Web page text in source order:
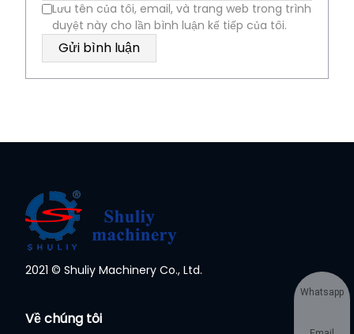
Lưu tên của tôi, email, và trang web trong trình
duyệt này cho lần bình luận kế tiếp của tôi.
2021 © Shuliy Machinery Co., Ltd.
Về chúng tôi
Whatsapp